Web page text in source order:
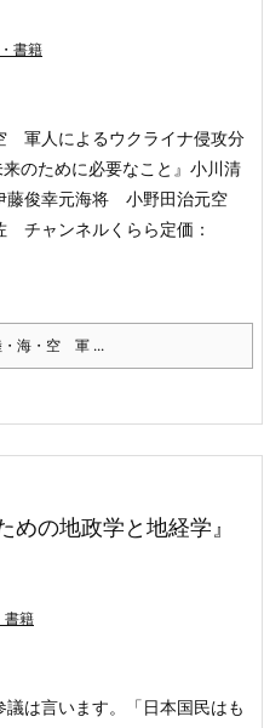
書籍
軍人によるウクライナ侵攻分
のために必要なこと』 小川清
俊幸元海将 小野田治元空
チャンネルくらら定価：
・海・空 軍 ...
めの地政学と地経学』
書籍
は言います。
「日本国民はも